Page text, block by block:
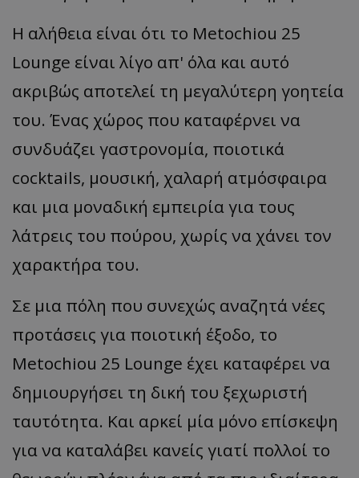
Η αλήθεια είναι ότι το Metochiou 25
Lounge είναι λίγο απ' όλα και αυτό
ακριβώς αποτελεί τη μεγαλύτερη γοητεία
του. Ένας χώρος που καταφέρνει να
συνδυάζει γαστρονομία, ποιοτικά
cocktails, μουσική, χαλαρή ατμόσφαιρα
και μια μοναδική εμπειρία για τους
λάτρεις του πούρου, χωρίς να χάνει τον
χαρακτήρα του.
Σε μια πόλη που συνεχώς αναζητά νέες
προτάσεις για ποιοτική έξοδο, το
Metochiou 25 Lounge έχει καταφέρει να
δημιουργήσει τη δική του ξεχωριστή
ταυτότητα. Και αρκεί μία μόνο επίσκεψη
για να καταλάβει κανείς γιατί πολλοί το